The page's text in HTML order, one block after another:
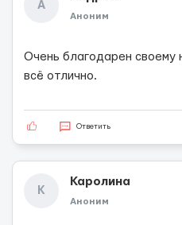
А
Аноним
Очень благодарен своему
всё отлично.
Ответить
К
Каролина
Аноним